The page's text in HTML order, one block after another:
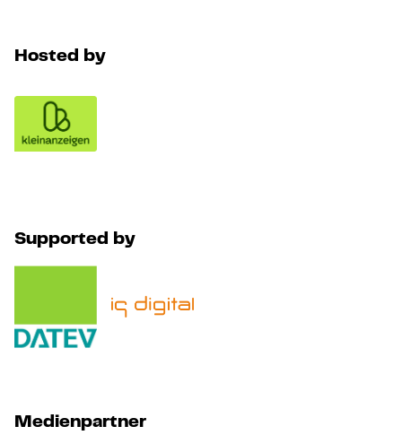
Hosted by
Supported by
Medienpartner